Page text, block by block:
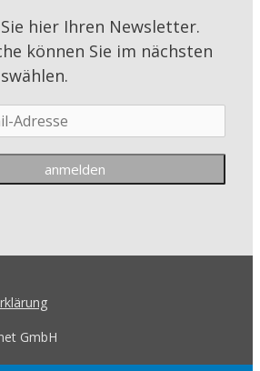
hier Ihren Newsletter.
können Sie im nächsten
GmbH